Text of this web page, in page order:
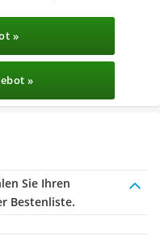
»
»
Sie Ihren
Bestenliste.